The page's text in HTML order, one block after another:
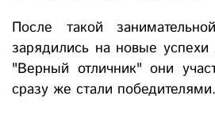
После такой
зарядились на новые
"Верный отличник" они
сразу же стали победителями.